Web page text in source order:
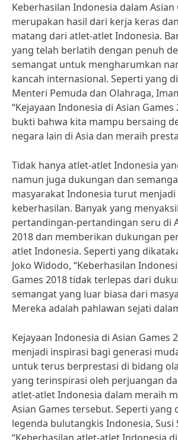
Keberhasilan Indonesia dalam Asian
merupakan hasil dari kerja keras
matang dari atlet-atlet Indonesia.
yang telah berlatih dengan penuh
semangat untuk mengharumkan
kancah internasional. Seperti yang
Menteri Pemuda dan Olahraga,
“Kejayaan Indonesia di Asian Games
bukti bahwa kita mampu bersaing
negara lain di Asia dan meraih
Tidak hanya atlet-atlet Indonesia
namun juga dukungan dan
masyarakat Indonesia turut menjadi
keberhasilan. Banyak yang
pertandingan-pertandingan seru di
2018 dan memberikan dukungan
atlet Indonesia. Seperti yang
Joko Widodo, “Keberhasilan
Games 2018 tidak terlepas dari
semangat yang luar biasa dari
Mereka adalah pahlawan sejati
Kejayaan Indonesia di Asian Games
menjadi inspirasi bagi generasi
untuk terus berprestasi di bidang
yang terinspirasi oleh perjuangan
atlet-atlet Indonesia dalam meraih
Asian Games tersebut. Seperti yang
legenda bulutangkis Indonesia, Susi